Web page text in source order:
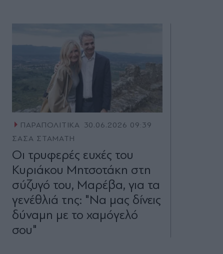
ΠΑΡΑΠΟΛΙΤΙΚΑ 30.06.2026 09:39
ΣΑΣΑ ΣΤΑΜΑΤΗ
Οι τρυφερές ευχές του
Κυριάκου Μητσοτάκη στη
σύζυγό του, Μαρέβα, για τα
γενέθλιά της: "Να μας δίνεις
δύναμη με το χαμόγελό
σου"